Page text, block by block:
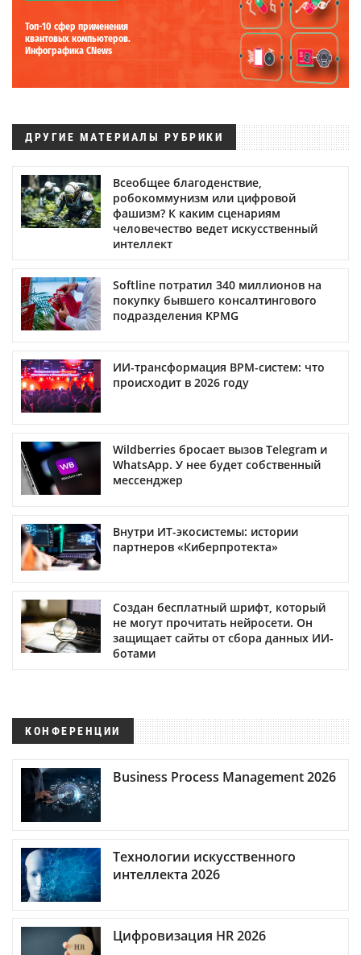
Топ-10 сфер применения
квантовых компьютеров.
Инфографика CNews
ДРУГИЕ МАТЕРИАЛЫ РУБРИКИ
Всеобщее благоденствие,
робокоммунизм или цифровой
фашизм? К каким сценариям
человечество ведет искусственный
интеллект
Softline потратил 340 миллионов на
покупку бывшего консалтингового
подразделения KPMG
ИИ-трансформация BPM-систем: что
происходит в 2026 году
Wildberries бросает вызов Telegram и
WhatsApp. У нее будет собственный
мессенджер
Внутри ИТ-экосистемы: истории
партнеров «Киберпротекта»
Создан бесплатный шрифт, который
не могут прочитать нейросети. Он
защищает сайты от сбора данных ИИ-
ботами
КОНФЕРЕНЦИИ
Business Process Management 2026
Технологии искусственного
интеллекта 2026
Цифровизация HR 2026